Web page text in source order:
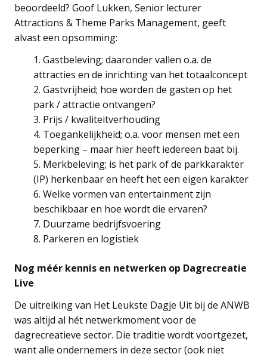
beoordeeld? Goof Lukken, Senior lecturer
Attractions & Theme Parks Management, geeft
alvast een opsomming:
Gastbeleving; daaronder vallen o.a. de
attracties en de inrichting van het totaalconcept
Gastvrijheid; hoe worden de gasten op het
park / attractie ontvangen?
Prijs / kwaliteitverhouding
Toegankelijkheid; o.a. voor mensen met een
beperking – maar hier heeft iedereen baat bij.
Merkbeleving; is het park of de parkkarakter
(IP) herkenbaar en heeft het een eigen karakter
Welke vormen van entertainment zijn
beschikbaar en hoe wordt die ervaren?
Duurzame bedrijfsvoering
Parkeren en logistiek
Nog méér kennis en netwerken op Dagrecreatie
Live
De uitreiking van Het Leukste Dagje Uit bij de ANWB
was altijd al hét netwerkmoment voor de
dagrecreatieve sector. Die traditie wordt voortgezet,
want alle ondernemers in deze sector (ook niet